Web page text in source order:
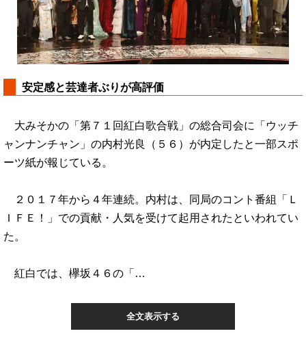
安定感と芸達者ぶりが高評価
大みそかの「第７１回紅白歌合戦」の総合司会に「ウッチ
ャンナンチャン」の内村光良（５６）が内定したと一部スポ
ーツ紙が報じている。
２０１７年から４年連続。内村は、同局のコント番組「Ｌ
ＩＦＥ！」での貢献・人気を受けて起用されたといわれてい
た。
紅白では、欅坂４６の「…
全文表示する